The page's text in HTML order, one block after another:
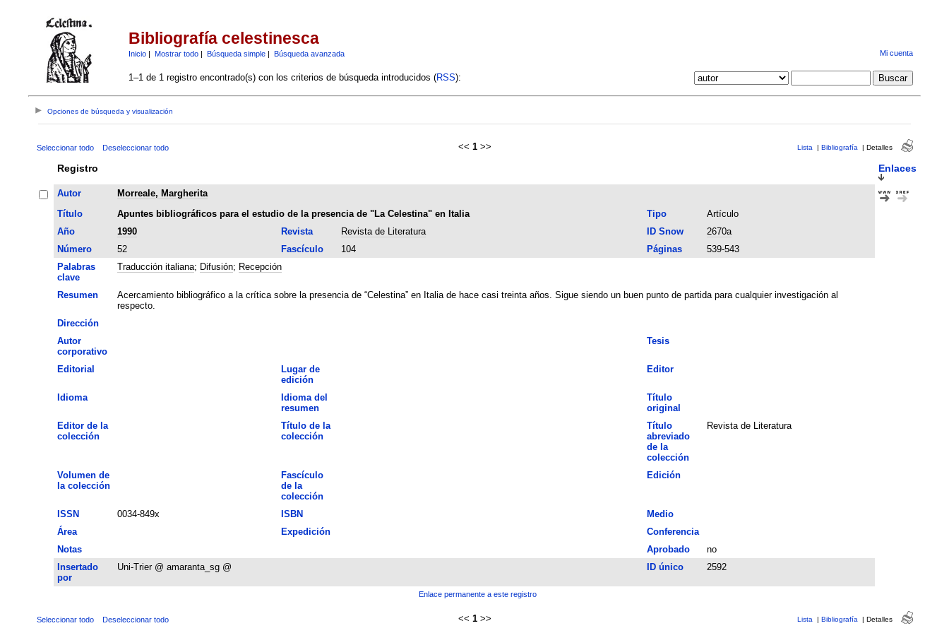
Bibliografía celestinesca
Inicio| Mostrar todo| Búsqueda simple| Búsqueda avanzada Mi cuenta
1–1 de 1 registro encontrado(s) con los criterios de búsqueda introducidos (RSS):
Opciones de búsqueda y visualización
Seleccionar todo Deseleccionar todo << 1 >> Lista | Bibliografía | Detalles
Registro Enlaces
Autor
Morreale, Margherita
Título
Apuntes bibliográficos para el estudio de la presencia de "La Celestina" en Italia Tipo
Artículo
Año
1990 Revista Revista de Literatura ID Snow
2670a
Número
52 Fascículo 104 Páginas
539-543
Palabras
clave
Traducción italiana; Difusión; Recepción
Resumen
Acercamiento bibliográfico a la crítica sobre la presencia de “Celestina” en Italia de hace casi treinta años. Sigue siendo un buen punto de partida para cualquier investigación al
respecto.
Dirección
Autor
corporativo
Tesis
Editorial
Lugar de
edición
Editor
Idioma
Idioma del
resumen
Título
original
Editor de la
colección
Título de la
colección
Título
abreviado
de la
colección
Revista de Literatura
Volumen de
la colección
Fascículo
de la
colección
Edición
ISSN 0034-849x ISBN
Medio
Área
Expedición
Conferencia
Notas
Aprobado
no
Insertado
por
Uni-Trier @ amaranta_sg @ ID único 2592
Enlace permanente a este registro
Seleccionar todo Deseleccionar todo << 1 >> Lista | Bibliografía | Detalles